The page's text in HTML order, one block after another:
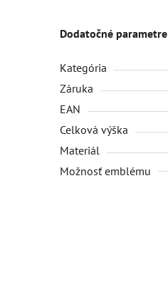
Dodatočné parametre
Kategória
Záruka
EAN
Celková výška
Materiál
Možnosť emblému